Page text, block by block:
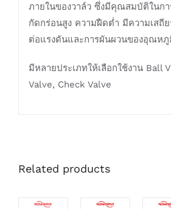
ภายในของวาล์ว ซึ่งมีคุณสมบัติในก
กัดกร่อนสูง ความฝืดต่ำ มีความเสถี
ต่อแรงดันและการผันผวนของอุณห
มีหลายประเภทให้เลือกใช้งาน Ball
Valve, Check Valve
Related products